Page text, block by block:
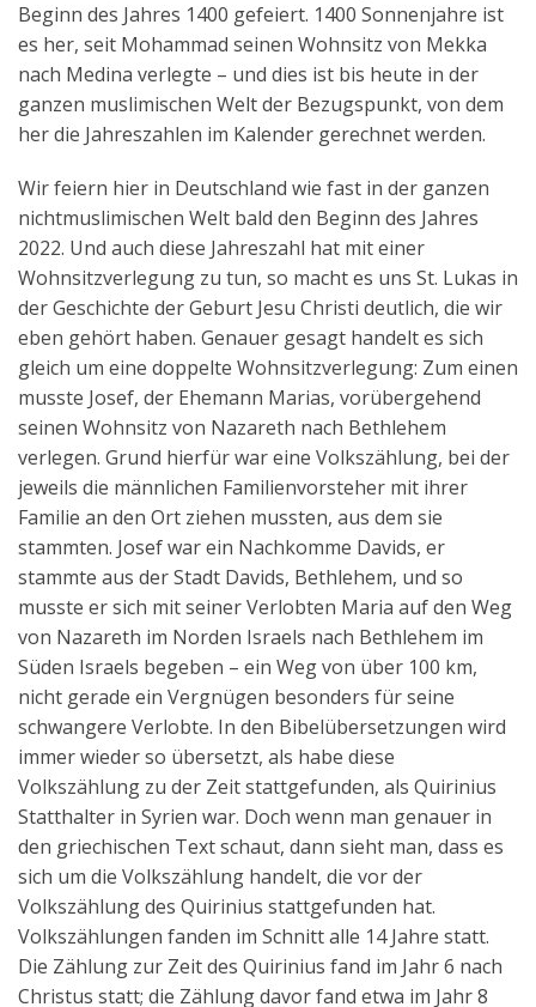
Termine
Aktuelles
Kontakt
English
Beginn des Jahres 1400 gefeiert. 1400 Sonnenjahre ist
es her, seit Mohammad seinen Wohnsitz von Mekka
nach Medina verlegte – und dies ist bis heute in der
ganzen muslimischen Welt der Bezugspunkt, von dem
her die Jahreszahlen im Kalender gerechnet werden.
Wir feiern hier in Deutschland wie fast in der ganzen
nichtmuslimischen Welt bald den Beginn des Jahres
2022. Und auch diese Jahreszahl hat mit einer
Wohnsitzverlegung zu tun, so macht es uns St. Lukas in
der Geschichte der Geburt Jesu Christi deutlich, die wir
eben gehört haben. Genauer gesagt handelt es sich
gleich um eine doppelte Wohnsitzverlegung: Zum einen
musste Josef, der Ehemann Marias, vorübergehend
seinen Wohnsitz von Nazareth nach Bethlehem
verlegen. Grund hierfür war eine Volkszählung, bei der
jeweils die männlichen Familienvorsteher mit ihrer
Familie an den Ort ziehen mussten, aus dem sie
stammten. Josef war ein Nachkomme Davids, er
stammte aus der Stadt Davids, Bethlehem, und so
musste er sich mit seiner Verlobten Maria auf den Weg
von Nazareth im Norden Israels nach Bethlehem im
Süden Israels begeben – ein Weg von über 100 km,
nicht gerade ein Vergnügen besonders für seine
schwangere Verlobte. In den Bibelübersetzungen wird
immer wieder so übersetzt, als habe diese
Volkszählung zu der Zeit stattgefunden, als Quirinius
Statthalter in Syrien war. Doch wenn man genauer in
den griechischen Text schaut, dann sieht man, dass es
sich um die Volkszählung handelt, die vor der
Volkszählung des Quirinius stattgefunden hat.
Volkszählungen fanden im Schnitt alle 14 Jahre statt.
Die Zählung zur Zeit des Quirinius fand im Jahr 6 nach
Christus statt; die Zählung davor fand etwa im Jahr 8